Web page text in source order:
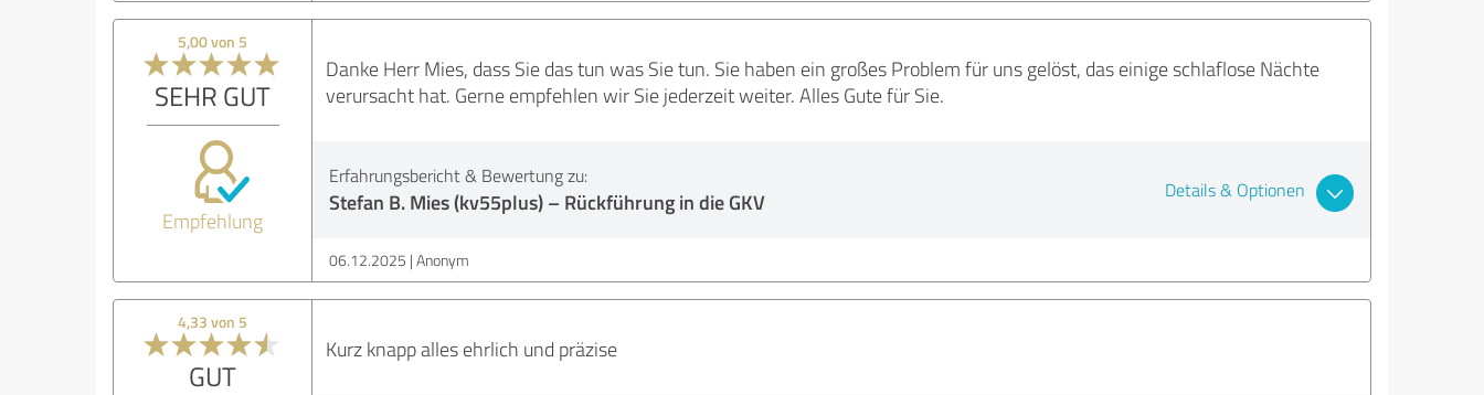
5,00 von 5
SEHR GUT
Empfehlung
Danke Herr Mies, dass Sie das tun was Sie tun. Sie haben ein großes Problem für uns gelöst, das einige schlaflose Nächte
verursacht hat. Gerne empfehlen wir Sie jederzeit weiter. Alles Gute für Sie.
Erfahrungsbericht & Bewertung zu:
Stefan B. Mies (kv55plus) – Rückführung in die GKV Details & Optionen
06.12.2025 Anonym
4,33 von 5
GUT
Kurz knapp alles ehrlich und präzise